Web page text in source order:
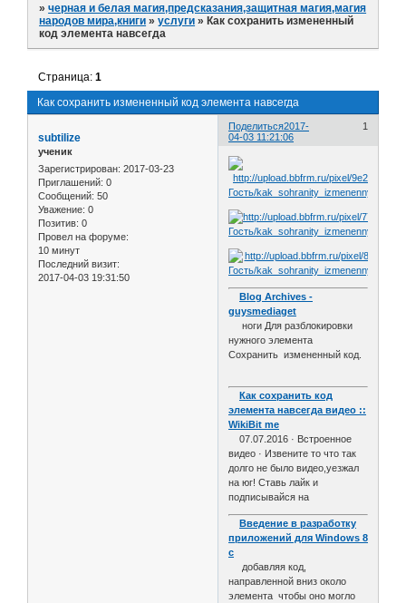
»черная и белая магия,предсказания,защитная магия,магия
народов мира,книги »услуги »Как сохранить измененный
код элемента навсегда
Как сохранить измененный код элемента навсегда
Страница:1
Поделиться 1
2017-
04-03 11:21:06
subtilize
ученик
Зарегистрирован: 2017-03-23
Приглашений: 0
Сообщений: 50
Уважение: 0
Позитив: 0
Провел на форуме:
10 минут
Последний визит:
2017-04-03 19:31:50
Blog Archives -
guysmediaget
ноги Для разблокировки
нужного элемента
Сохранить измененный код.
Как сохранить код
элемента навсегда видео ::
WikiBit me
07.07.2016 · Встроенное
видео · Извените то что так
долго не было видео,уезжал
на юг! Ставь лайк и
подписывайся на
Введение в разработку
приложений для Windows 8
с
добавляя код,
направленной вниз около
элемента чтобы оно могло